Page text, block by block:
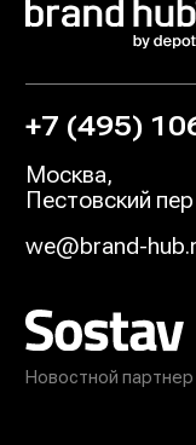
+7 (495)
Москва,
Пестовский
we@brand-
Новостной партнер